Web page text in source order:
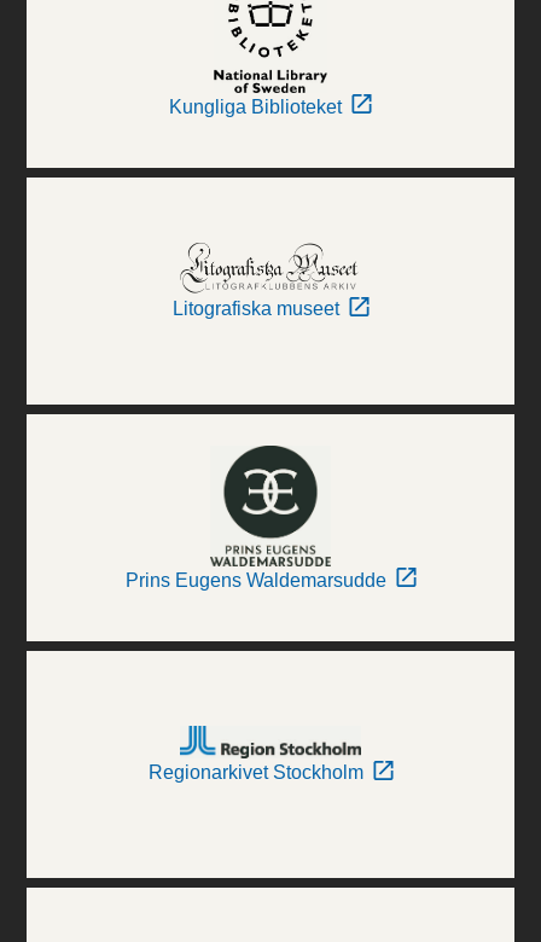
Kungliga Biblioteket
Litografiska museet
Prins Eugens Waldemarsudde
Regionarkivet Stockholm